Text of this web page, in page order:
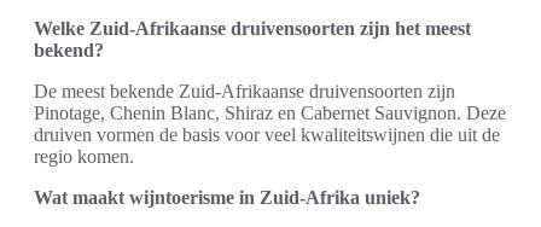
Welke Zuid-Afrikaanse druivensoorten zijn het meest
bekend?
De meest bekende Zuid-Afrikaanse druivensoorten zijn
Pinotage, Chenin Blanc, Shiraz en Cabernet Sauvignon. Deze
druiven vormen de basis voor veel kwaliteitswijnen die uit de
regio komen.
Wat maakt wijntoerisme in Zuid-Afrika uniek?